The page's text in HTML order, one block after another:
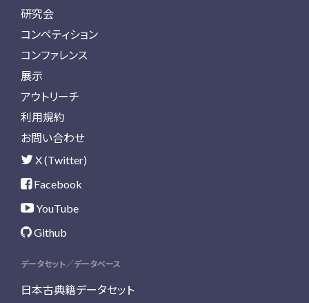
研究会
コンペティション
コンファレンス
展示
アウトリーチ
利用規約
お問い合わせ
X (Twitter)
Facebook
YouTube
Github
データセット／データベース
日本古典籍データセット